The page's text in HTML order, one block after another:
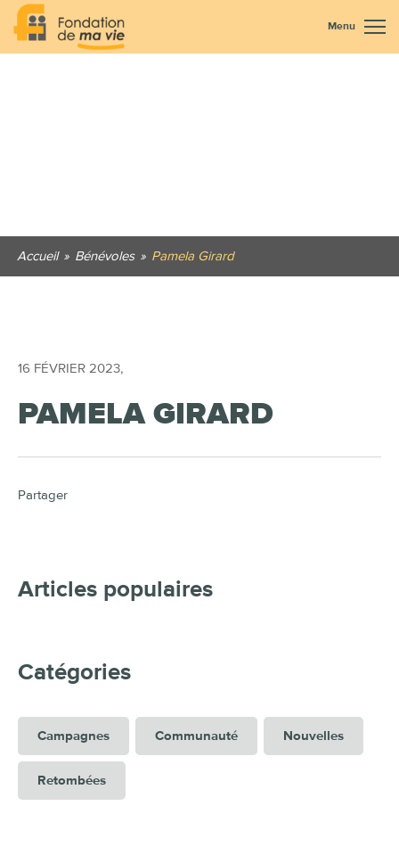
Menu
Accueil » Bénévoles » Pamela Girard
16 FÉVRIER 2023,
PAMELA GIRARD
Partager
Articles populaires
Catégories
Campagnes Communauté Nouvelles
Retombées